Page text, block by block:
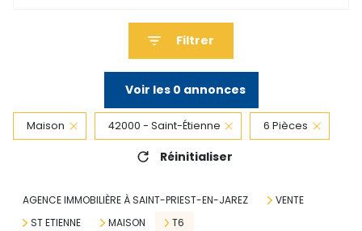
Filtrer
Voir les 0 annonces
Maison 42000 - Saint-Étienne 6 Pièces
Réinitialiser
AGENCE IMMOBILIÈRE À SAINT-PRIEST-EN-JAREZ
VENTE
ST ETIENNE
MAISON T6